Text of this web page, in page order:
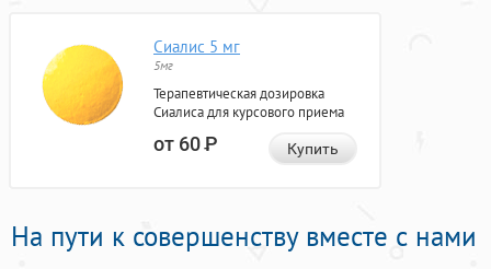
Сиалис 5 мг
5мг
Терапевтическая дозировка
Сиалиса для курсового приема
от 60Р Купить
На пути к совершенству вместе с нами